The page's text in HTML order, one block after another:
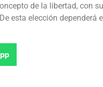
de la libertad, con
esta elección dependerá